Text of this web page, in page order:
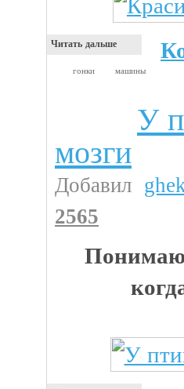
Читать дальше
гонки машины
У
мозги
Добавил
2565